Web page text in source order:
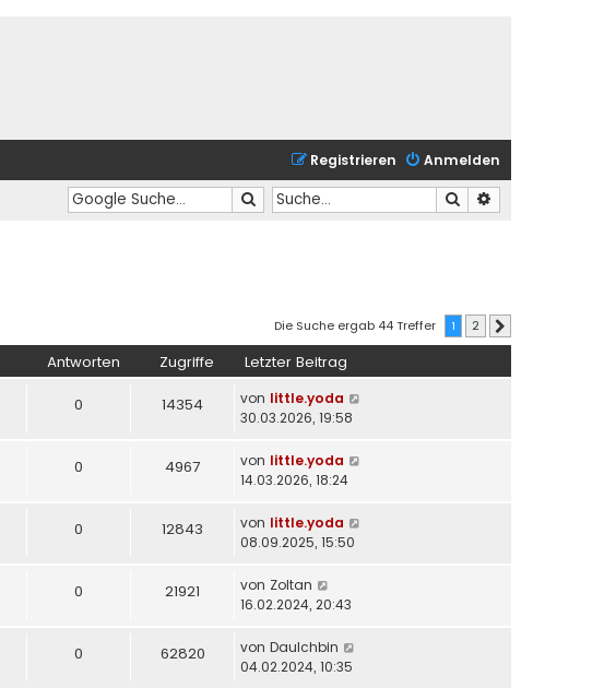
Anmelden
Registrieren
Suche
Suche
Die Suche ergab 44 Treffer 1 2
Antworten Zugriffe Letzter Beitrag
0 14354 von little.yoda
30.03.2026, 19:58
0 4967 von little.yoda
14.03.2026, 18:24
0 12843 von little.yoda
08.09.2025, 15:50
0 21921 von Zoltan
16.02.2024, 20:43
0 62820 von DauIchbin
04.02.2024, 10:35